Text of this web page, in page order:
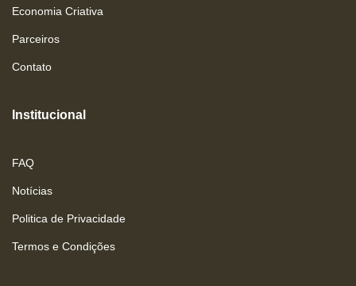
Economia Criativa
Parceiros
Contato
Institucional
FAQ
Notícias
Politica de Privacidade
Termos e Condições